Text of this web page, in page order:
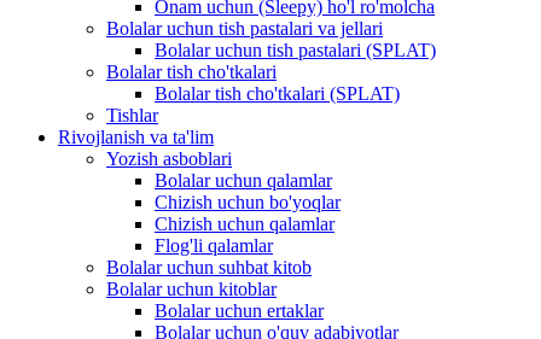
Onam uchun (Sleepy) ho'l ro'molcha
Bolalar uchun tish pastalari va jellari
Bolalar uchun tish pastalari (SPLAT)
Bolalar tish cho'tkalari
Bolalar tish cho'tkalari (SPLAT)
Tishlar
Rivojlanish va ta'lim
Yozish asboblari
Bolalar uchun qalamlar
Chizish uchun bo'yoqlar
Chizish uchun qalamlar
Flog'li qalamlar
Bolalar uchun suhbat kitob
Bolalar uchun kitoblar
Bolalar uchun ertaklar
Bolalar uchun o'quv adabiyotlar